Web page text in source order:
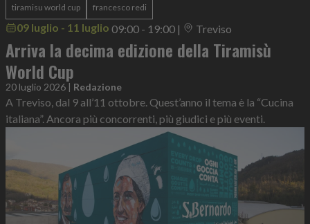
tiramisu world cup francesco redi
09 luglio - 11 luglio 09:00 - 19:00 | Treviso
Arriva la decima edizione della Tiramisù
World Cup
20 luglio 2026 | Redazione
A Treviso, dal 9 all’11 ottobre. Quest’anno il tema è la “Cucina
italiana”. Ancora più concorrenti, più giudici e più eventi.